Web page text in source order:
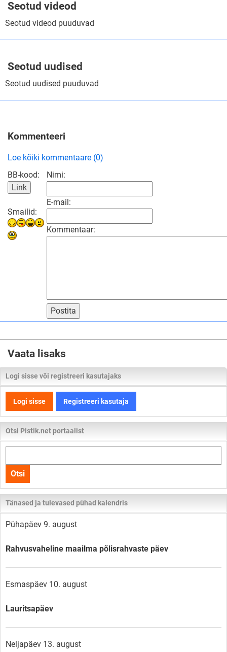
Seotud videod
Seotud videod puuduvad
Seotud uudised
Seotud uudised puuduvad
Kommenteeri
Loe kõiki kommentaare (0)
BB-kood:
Smailid:
Nimi:
E-mail:
Kommentaar:
Postita
Vaata lisaks
Logi sisse või registreeri kasutajaks
Logi sisse Registreeri kasutaja
Otsi Pistik.net portaalist
kogu
lehelt
Otsi
Tänased ja tulevased pühad kalendris
Pühapäev 9. august
Rahvusvaheline maailma põlisrahvaste päev
Esmaspäev 10. august
Lauritsapäev
Neljapäev 13. august